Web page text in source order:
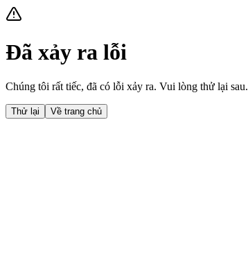
Đã xảy ra lỗi
Chúng tôi rất tiếc, đã có lỗi xảy ra. Vui lòng thử lại sau.
Thử lại Về trang chủ